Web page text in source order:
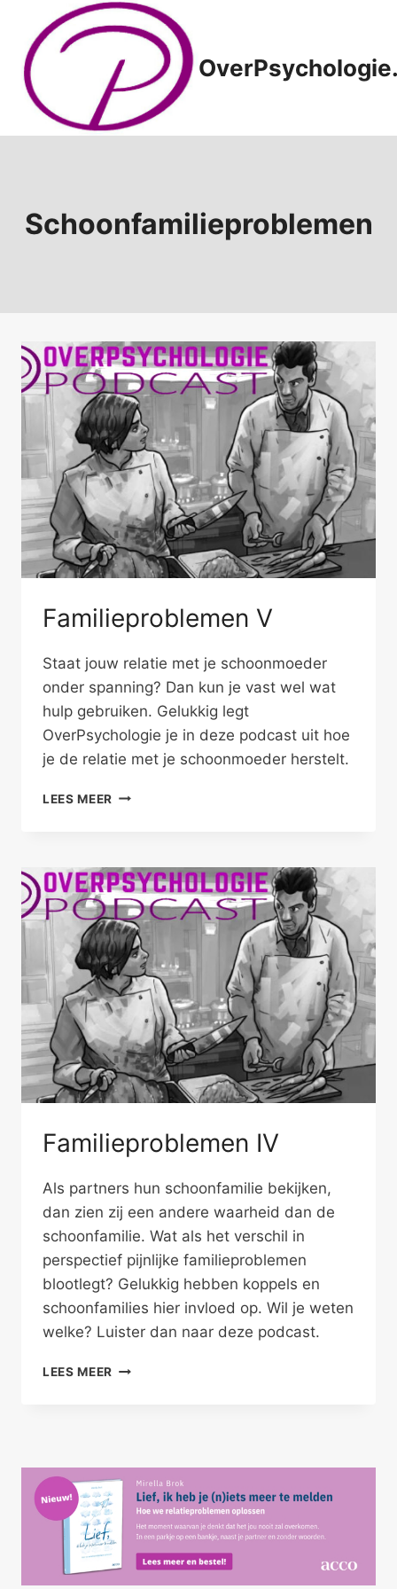
Doorgaan
inhoud
Schoonfamilieproblemen
Familieproblemen V
Staat jouw relatie met je schoonmoeder
onder spanning? Dan kun je vast wel wat
hulp gebruiken. Gelukkig legt
OverPsychologie je in deze podcast uit hoe
je de relatie met je schoonmoeder herstelt.
LEES MEER FAMILIEPROBLEMEN
Familieproblemen IV
Als partners hun schoonfamilie bekijken,
dan zien zij een andere waarheid dan de
schoonfamilie. Wat als het verschil in
perspectief pijnlijke familieproblemen
blootlegt? Gelukkig hebben koppels en
schoonfamilies hier invloed op. Wil je weten
welke? Luister dan naar deze podcast.
LEES MEER FAMILIEPROBLEMEN